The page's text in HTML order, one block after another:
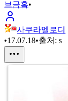
브금홈•
사쿠라멜로디
•17.07.18•출처: s